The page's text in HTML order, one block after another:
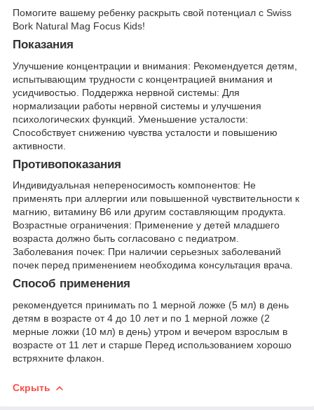
Помогите вашему ребенку раскрыть свой потенциал с Swiss
Bork Natural Mag Focus Kids!
Показания
Улучшение концентрации и внимания: Рекомендуется детям,
испытывающим трудности с концентрацией внимания и
усидчивостью. Поддержка нервной системы: Для
нормализации работы нервной системы и улучшения
психологических функций. Уменьшение усталости:
Способствует снижению чувства усталости и повышению
активности.
Противопоказания
Индивидуальная непереносимость компонентов: Не
применять при аллергии или повышенной чувствительности к
магнию, витамину B6 или другим составляющим продукта.
Возрастные ограничения: Применение у детей младшего
возраста должно быть согласовано с педиатром.
Заболевания почек: При наличии серьезных заболеваний
почек перед применением необходима консультация врача.
Способ применения
рекомендуется принимать по 1 мерной ложке (5 мл) в день
детям в возрасте от 4 до 10 лет и по 1 мерной ложке (2
мерные ложки (10 мл) в день) утром и вечером взрослым в
возрасте от 11 лет и старше Перед использованием хорошо
встряхните флакон.
Скрыть